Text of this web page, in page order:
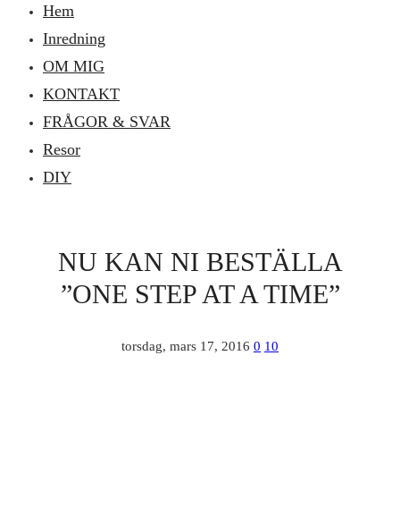
Hem
Inredning
OM MIG
KONTAKT
FRÅGOR & SVAR
Resor
DIY
NU KAN NI BESTÄLLA
”ONE STEP AT A TIME”
torsdag, mars 17, 2016 0 10